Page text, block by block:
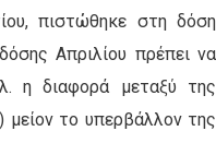
πιστώθηκε στη δόση
Απριλίου πρέπει να
η διαφορά μεταξύ της
μείον το υπερβάλλον της